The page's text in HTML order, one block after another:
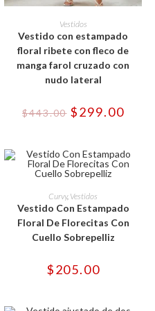
SELECCIONAR OPCIONES
Este
producto
tiene
múltiples
variantes.
opciones
se
en
la
Vestidos
Vestido con estampado
floral ribete con fleco de
manga farol cruzado con
nudo lateral
$443.00 El
precio
$443.00.
$299.00El
SELECCIONAR OPCIONES
Este
producto
tiene
múltiples
variantes.
opciones
elegir
de
Curvy, Vestidos
Vestido Con Estampado
Floral De Florecitas Con
Cuello Sobrepelliz
$205.00